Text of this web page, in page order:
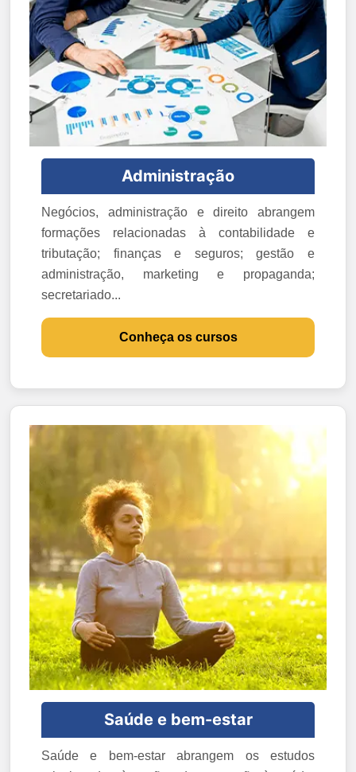
Administração
Negócios, administração e direito abrangem
formações relacionadas à contabilidade e
tributação; finanças e seguros; gestão e
administração, marketing e propaganda;
secretariado...
Conheça os cursos
Saúde e bem-estar
Saúde e bem-estar abrangem os estudos